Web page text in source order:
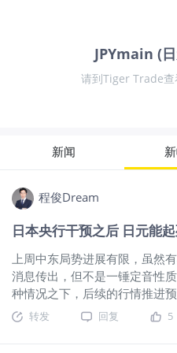
JPYmain (
请到Tiger Trade查
新闻
程俊Dream
日本央行干预之后 日元能
上周中东局势进展有限，虽然
消息传出，但不是一锤定音性
种情况之下，后续的行情推进
按照不稳定的和平模式延续到四
右了。在新的变化出现之前，震
转发 回复 5